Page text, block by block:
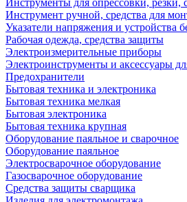
Инструменты для опрессовки, резки,
Инструмент ручной, средства для
Указатели напряжения и устройства
Рабочая одежда, средства защиты
Электроизмерительные приборы
Электроинструменты и аксессуары
Предохранители
Бытовая техника и электроника
Бытовая техника мелкая
Бытовая электроника
Бытовая техника крупная
Оборудование паяльное и сварочное
Оборудование паяльное
Электросварочное оборудование
Газосварочное оборудование
Средства защиты сварщика